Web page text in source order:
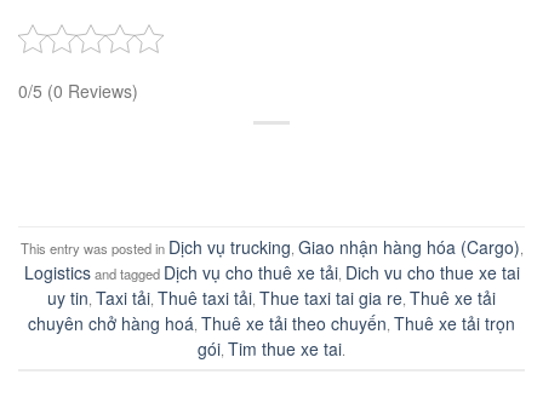
0/5 (0 Reviews)
This entry was posted in Dịch vụ trucking Giao nhận hàng hóa (Cargo)
Logisticsand tagged Dịch vụ cho thuê xe tải, Dich vu cho thue xe tai
uy tin Taxi tải Thuê taxi tải Thue taxi tai gia re Thuê xe tải
chuyên chở hàng hoá Thuê xe tải theo chuyến Thuê xe tải trọn
gói Tim thue xe tai